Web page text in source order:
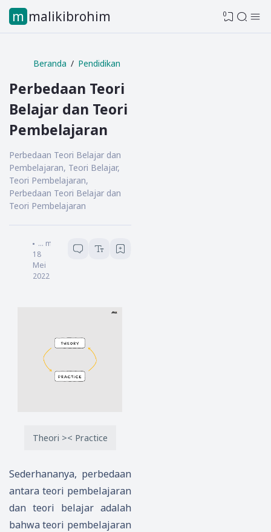
mmalikibrohim 0
Beranda Pendidikan
Perbedaan Teori
Belajar dan Teori
Pembelajaran
Perbedaan Teori Belajar dan
Pembelajaran, Teori Belajar,
Teori Pembelajaran,
Perbedaan Teori Belajar dan
Teori Pembelajaran
@mmalikibrohim
... menit baca
18
Mei
2022
Theori >< Practice
Sederhananya, perbedaan
antara teori pembelajaran
dan teori belajar adalah
bahwa teori pembelajaran